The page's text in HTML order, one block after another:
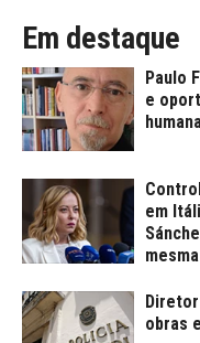
Em destaque
Paulo
e
em
obras